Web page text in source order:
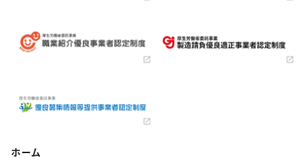
ホーム